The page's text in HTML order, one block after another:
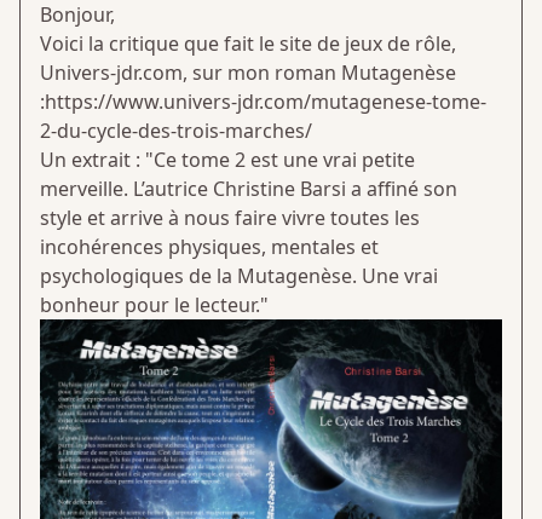
Bonjour,
Voici la critique que fait le site de jeux de rôle,
Univers-jdr.com, sur mon roman Mutagenèse
:https://www.univers-jdr.com/mutagenese-tome-
2-du-cycle-des-trois-marches/
Un extrait : "Ce tome 2 est une vrai petite
merveille. L’autrice Christine Barsi a affiné son
style et arrive à nous faire vivre toutes les
incohérences physiques, mentales et
psychologiques de la Mutagenèse. Une vrai
bonheur pour le lecteur."